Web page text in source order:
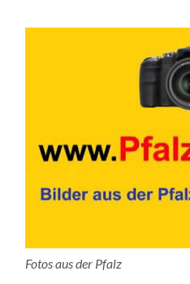
Fotos aus der Pfalz